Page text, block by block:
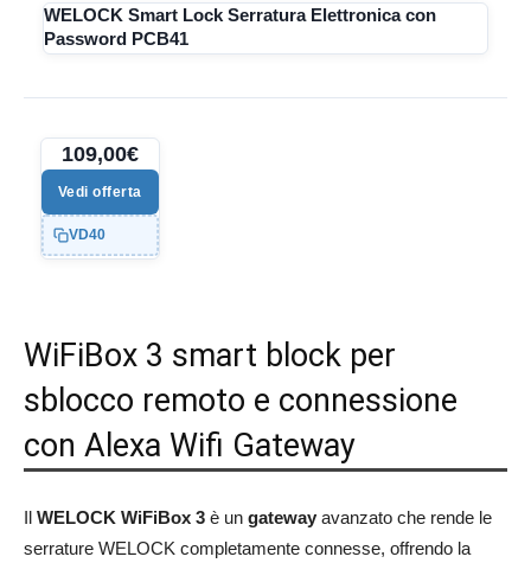
WELOCK Smart Lock Serratura Elettronica con
Password PCB41
109,00€
Vedi offerta
VD40
WiFiBox 3 smart block per
sblocco remoto e connessione
con Alexa Wifi Gateway
Il WELOCK WiFiBox 3 è un gateway avanzato che rende le
serrature WELOCK completamente connesse, offrendo la